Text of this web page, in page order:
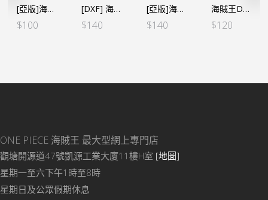
[亞版]海賊王WCF -和之國鬼島篇- VOL.11 – D芬奇
$100
[DXF] 海賊王 THE GRANDLINE MEN 第十九彈 索柏武士（代理版）
$140
[亞版]海賊王DXF～THE GRANDLINE MEN～和之國 vol.19 特拉法爾嘉·D·沃特爾·羅
$140
海賊王DXF～THE GRANDLINE LADY～和之國 vol.7 娜美（行）
$120
ONE PIECE 海賊王 最大型網上專門店
觀塘開源道47號凱源工業大廈11樓H室 [地圖]
星期一至六下午1時至8時
星期日及公眾假期休息